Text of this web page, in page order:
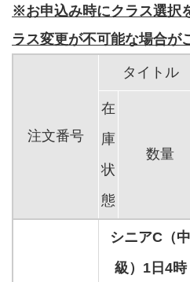
※お申込み時にクラス選択
ラス変更が不可能な場合が
注文番号
タイトル
在
庫
状
態
数量
シニアC（中
級）1日4時